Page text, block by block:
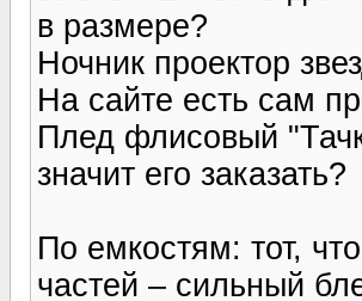
в размере?
Ночник проектор
На сайте есть сам
Плед флисовый
значит его заказать?
По емкостям: тот,
частей – сильный